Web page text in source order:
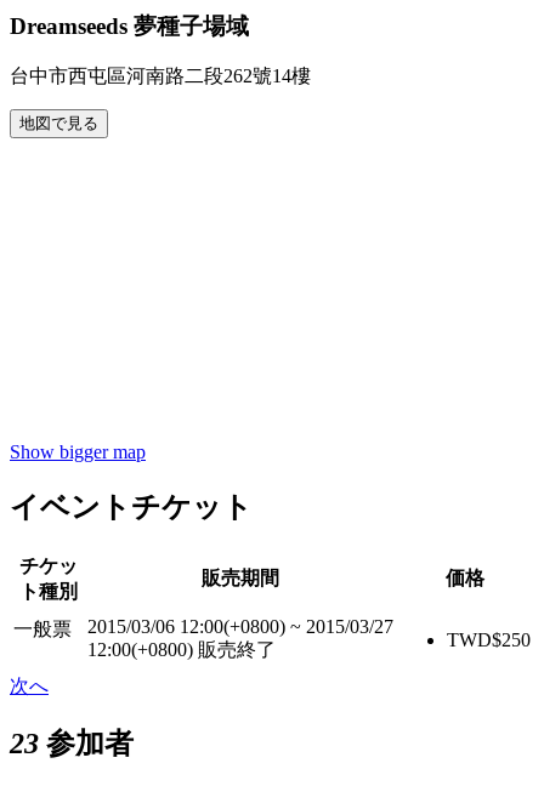
Dreamseeds 夢種子場域
台中市西屯區河南路二段262號14樓
地図で見る
Show bigger map
イベントチケット
チケッ
ト種別
販売期間 価格
一般票 2015/03/06 12:00(+0800) ~ 2015/03/27
12:00(+0800) 販売終了 TWD$250
次へ
23 参加者